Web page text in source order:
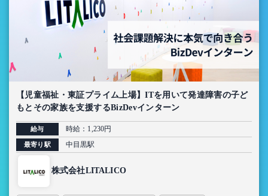
【児童福祉・東証プライム上場】ITを用いて発達障害の子ど
もとその家族を支援するBizDevインターン
給与 時給：1,230円
最寄り駅 中目黒駅
株式会社LITALICO